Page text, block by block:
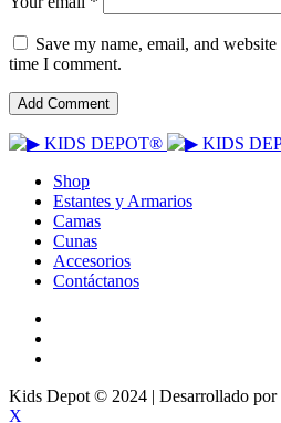
Save my name, email, and
time I comment.
Shop
Estantes y Armarios
Camas
Cunas
Accesorios
Contáctanos
Kids Depot © 2024 | Desarrollado
X